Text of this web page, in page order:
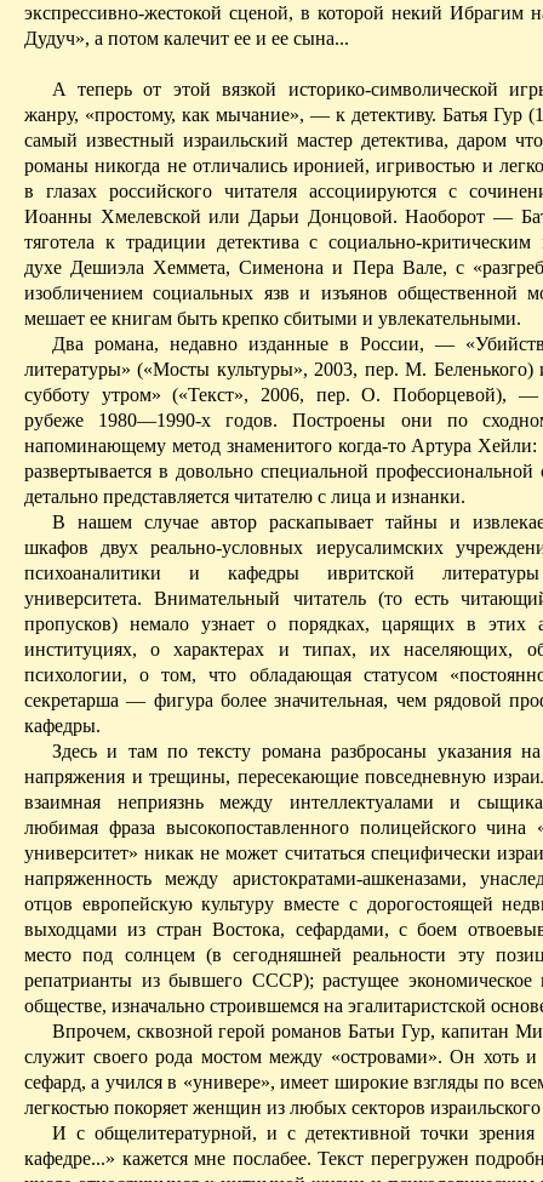
экспрессивно-жестокой сценой, в которой некий Ибрагим
Дудуч», а потом калечит ее и ее сына...
А теперь от этой вязкой историко-символической
жанру, «простому, как мычание», — к детективу. Батья Гур
самый известный израильский мастер детектива, даром
романы никогда не отличались иронией, игривостью и
в глазах российского читателя ассоциируются с
Иоанны Хмелевской или Дарьи Донцовой. Наоборот —
тяготела к традиции детектива с социально-критическим
духеДешиэла Хеммета, Сименона и Пера Вале, с
изобличением социальных язв и изъянов общественной
мешает ее книгам быть крепко сбитыми и увлекательными.
Два романа, недавно изданные в России, —
литературы» («Мосты культуры», 2003, пер. М. Беленького)
субботу утром» («Текст», 2006, пер. О. Поборцевой), —
рубеже 1980—1990-х годов. Построены они по
напоминающему метод знаменитого когда-то АртураХейли:
развертывается в довольно специальной профессиональной
детально представляется читателю с лица и изнанки.
В нашем случае автор раскапывает тайныи
шкафов двух реально-условных иерусалимских
психоаналитики и кафедры ивритской
университета. Внимательный читатель (то есть
пропусков) немало узнает о порядках, царящих в этих
институциях, о характерах и типах, их населяющих,
психологии, о том, что обладающая статусом
секретарша — фигура более значительная, чем рядовой
кафедры.
Здесь и там по тексту романа разбросаны указания
напряжения и трещины, пересекающие повседневную
взаимная неприязнь между интеллектуалами и
любимая фраза высокопоставленного полицейского чина
университет» никак не может считаться специфически
напряженность между аристократами-ашкеназами,
отцов европейскую культуру вместе с дорогостоящей
выходцами из стран Востока, сефардами, с боем
место под солнцем (в сегодняшней реальности эту
репатрианты из бывшего СССР); растущее экономическое
обществе, изначально строившемся на эгалитаристской
Впрочем, сквозной герой романовБатьи Гур, капитан
служит своего рода мостом между «островами». Он хоть
сефард, а учился в «универе», имеет широкие взгляды по
легкостью покоряет женщин из любых секторов
И с общелитературной, и с детективной точки зрения
кафедре...» кажется мне послабее. Текст перегружен